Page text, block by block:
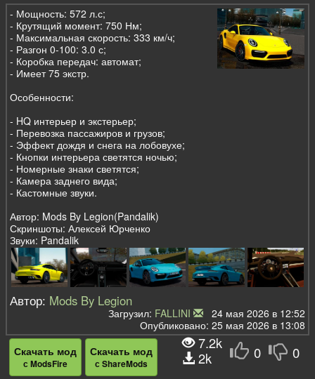
- Мощность: 572 л.с;
- Крутящий момент: 750 Нм;
- Максимальная скорость: 333 км/ч;
- Разгон 0-100: 3.0 с;
- Коробка передач: автомат;
- Имеет 75 экстр.
Особенности:
- HQ интерьер и экстерьер;
- Перевозка пассажиров и грузов;
- Эффект дождя и снега на лобовухе;
- Кнопки интерьера светятся ночью;
- Номерные знаки светятся;
- Камера заднего вида;
- Кастомные звуки.
Автор: Mods By Legion(Pandalik)
Скриншоты: Алексей Юрченко
Звуки: Pandalik
Автор: Mods By Legion
Загрузил: FALLINI
24 мая 2026 в 12:52
Опубликовано: 25 мая 2026 в 13:08
0 0
Скачать мод
с ModsFire
Скачать мод
с ShareMods
7.2k
2k